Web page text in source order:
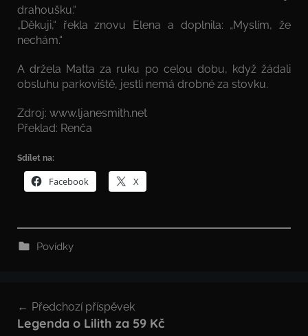
drahoušku.“
„Děkuji,“ řekla znovu Elena a doplnila: „Myslím, že
nechám.“
A držela Matta za ruku po celou dobu, když žádali
obsluhu parkoviště, jestli nemá drobné za stovku.
Zdroj: www.ljanesmith.net
Překlad: Renča
Sdílet na:
Facebook X
Povídky
pro
Předchozí příspěvek
Legenda o Lilith za 59 Kč